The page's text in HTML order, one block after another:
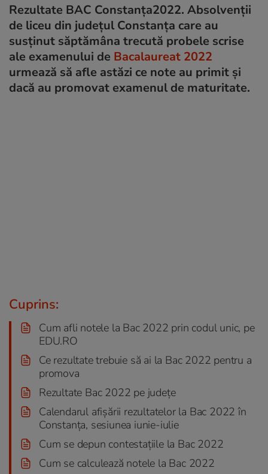
Rezultate BAC Constanța2022. Absolvenții
de liceu din județul Constanța care au
susținut săptămâna trecută probele scrise
ale examenului de Bacalaureat 2022
urmează să afle astăzi ce note au primit și
dacă au promovat examenul de maturitate.
Cuprins:
Cum afli notele la Bac 2022 prin codul unic, pe
EDU.RO
Ce rezultate trebuie să ai la Bac 2022 pentru a
promova
Rezultate Bac 2022 pe județe
Calendarul afișării rezultatelor la Bac 2022 în
Constanța, sesiunea iunie-iulie
Cum se depun contestațiile la Bac 2022
Cum se calculează notele la Bac 2022